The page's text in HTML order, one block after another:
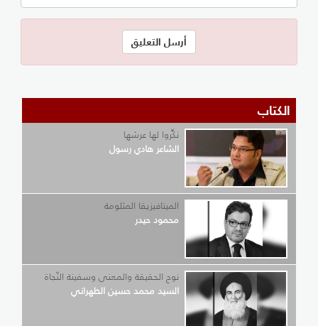
الكتاب
نكِّروا لها عرشها
الشاعر هادي رسول
الميتافيزيقا المثلومة
محمود حيدر
نوح الحقيقة والمعنى وسفينة النّجاة
السيد محمد حسين الطهراني